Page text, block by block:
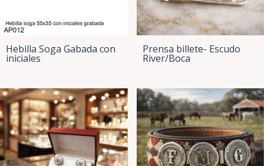
Hebilla Soga Gabada con
iniciales
Prensa billete- Escudo
River/Boca